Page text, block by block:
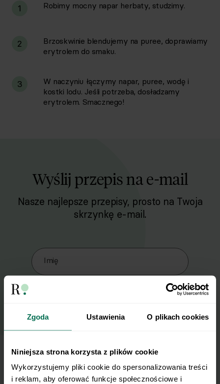
Zgoda Ustawienia O plikach cookies
Niniejsza strona korzysta z plików cookie
Wykorzystujemy pliki cookie do spersonalizowania treści
i reklam, aby oferować funkcje społecznościowe i
1 Robimy mocny napar herbaty, studzimy.
2
Brzoskwinie blendujemy na puree, doprawiamy
erytrolem do smaku.
3
W naczyniu łączymy napar, puree, wodę i
kostki lodu. Jeśli potrzeba, dosładzamy
erytrolem. Smacznego!
Wyślij przepis na e-mail
Nasze najlepsze przepisy, prosto na Twoja
skrzynkę e-mail.
Zapisz się do naszego Newslettera
Imię
Wyrażam zgodę na przetwarzanie moich
danych osobowych w celu otrzymywania